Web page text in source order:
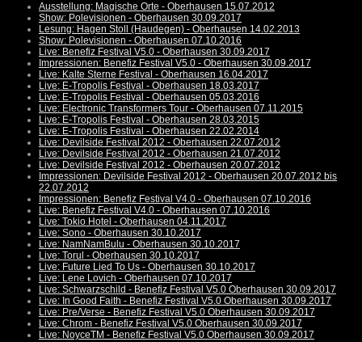
Ausstellung: Magische Orte - Oberhausen 15.07.2012
Show: Polevisionen - Oberhausen 30.09.2017
Lesung: Hagen Stoll (Haudegen) - Oberhausen 14.02.2013
Show: Polevisionen - Oberhausen 07.10.2016
Live: Benefiz Festival V5.0 - Oberhausen 30.09.2017
Impressionen: Benefiz Festival V5.0 - Oberhausen 30.09.2017
Live: Kalte Sterne Festival - Oberhausen 16.04.2017
Live: E-Tropolis Festival - Oberhausen 18.03.2017
Live: E-Tropolis Festival - Oberhausen 05.03.2016
Live: Electronic Transformers Tour - Oberhausen 07.11.2015
Live: E-Tropolis Festival - Oberhausen 28.03.2015
Live: E-Tropolis Festival - Oberhausen 22.02.2014
Live: Devilside Festival 2012 - Oberhausen 22.07.2012
Live: Devilside Festival 2012 - Oberhausen 21.07.2012
Live: Devilside Festival 2012 - Oberhausen 20.07.2012
Impressionen: Devilside Festival 2012 - Oberhausen 20.07.2012 bis
22.07.2012
Impressionen: Benefiz Festival V4.0 - Oberhausen 07.10.2016
Live: Benefiz Festival V4.0 - Oberhausen 07.10.2016
Live: Tokio Hotel - Oberhausen 04.11.2017
Live: Sono - Oberhausen 30.10.2017
Live: NamNamBulu - Oberhausen 30.10.2017
Live: Torul - Oberhausen 30.10.2017
Live: Future Lied To Us - Oberhausen 30.10.2017
Live: Lene Lovich - Oberhausen 07.10.2017
Live: Schwarzschild - Benefiz Festival V5.0 Oberhausen 30.09.2017
Live: In Good Faith - Benefiz Festival V5.0 Oberhausen 30.09.2017
Live: Pre/Verse - Benefiz Festival V5.0 Oberhausen 30.09.2017
Live: Chrom - Benefiz Festival V5.0 Oberhausen 30.09.2017
Live: NoyceTM - Benefiz Festival V5.0 Oberhausen 30.09.2017